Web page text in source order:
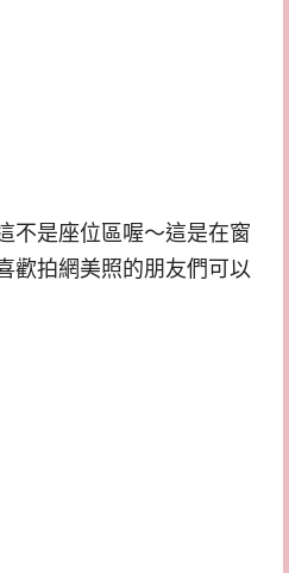
不是座位區喔～這是在窗
歡拍網美照的朋友們可以